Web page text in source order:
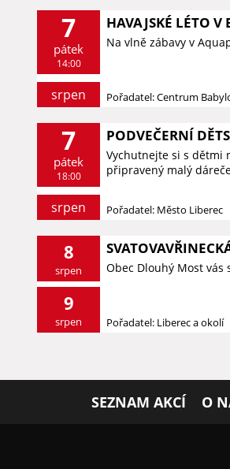
7
pátek
14:00
srpen
HAVAJSKÉ LÉTO
Na vlně zábavy v
Pořadatel: Centrum
7
pátek
18:00
srpen
PODVEČERNÍ
Vychutnejte si s dětmi
připravený malý
Pořadatel: Město Liberec
8
srpen
9
srpen
Obec Dlouhý Most vás
Pořadatel: Liberec a okolí
SEZNAM AKCÍ O